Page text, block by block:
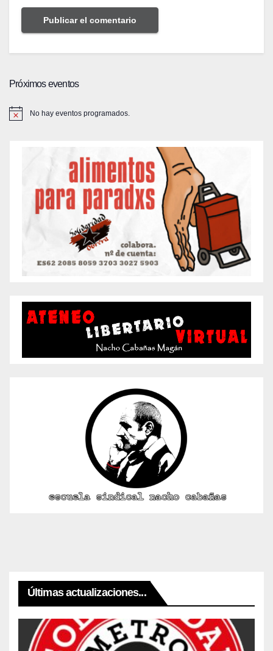
Próximos eventos
No hay eventos programados.
Últimas actualizaciones...